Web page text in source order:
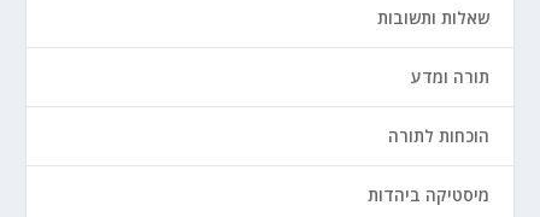
שאלות ותשובות
תורה ומדע
הוכחות לתורה
מיסטיקה ביהדות